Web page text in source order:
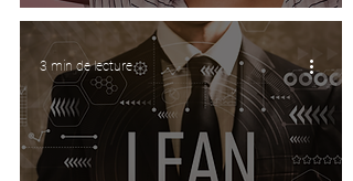
3 min de lecture